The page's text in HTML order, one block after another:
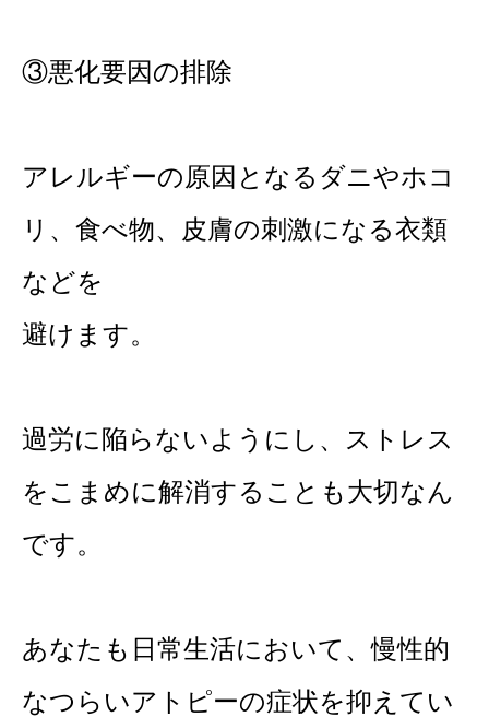
③悪化要因の排除
アレルギーの原因となるダニやホコ
リ、食べ物、皮膚の刺激になる衣類
などを
避けます。
過労に陥らないようにし、ストレス
をこまめに解消することも大切なん
です。
あなたも日常生活において、慢性的
なつらいアトピーの症状を抑えてい